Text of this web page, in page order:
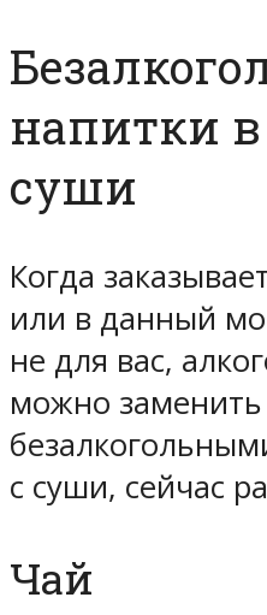
напитки в
суши
Когда
или в данный
не для вас,
можно заменить
с суши, сейчас
Чай